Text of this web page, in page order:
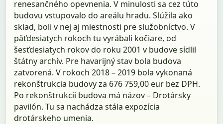
renesančného opevnenia. V minulosti sa cez túto
budovu vstupovalo do areálu hradu. Slúžila ako
sklad, boli v nej aj miestnosti pre služobníctvo. V
päťdesiatych rokoch tu vyrábali kočiare, od
šesťdesiatych rokov do roku 2001 v budove sídlil
štátny archív. Pre havarijný stav bola budova
zatvorená. V rokoch 2018 – 2019 bola vykonaná
rekonštrukcia budovy za 676 759,00 eur bez DPH.
Po rekonštrukcii budova má názov – Drotársky
pavilón. Tu sa nachádza stála expozícia
drotárskeho umenia.